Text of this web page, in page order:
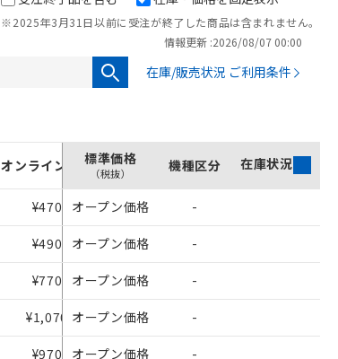
※2025年3月31日以前に受注が終了した商品は含まれません。
情報更新 :2026/08/07 00:00
在庫/販売状況 ご利用条件
オンライン価格標準価格
（税抜） 機種区分 在庫状況
¥470 オープン価格 -
¥490 オープン価格 -
¥770 オープン価格 -
¥1,070 オープン価格 -
¥970 オープン価格 -